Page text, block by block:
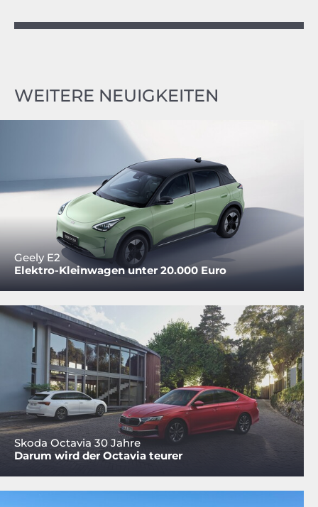
WEITERE NEUIGKEITEN
Geely E2
Elektro-Kleinwagen unter 20.000 Euro
Skoda Octavia 30 Jahre
Darum wird der Octavia teurer